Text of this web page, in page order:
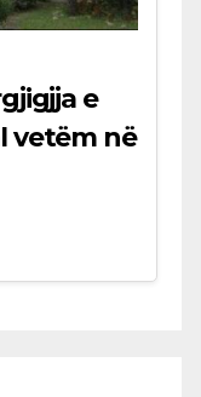
e
vetëm në